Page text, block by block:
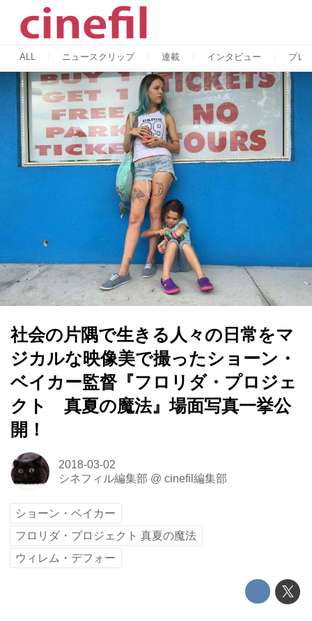
ALL ニュースクリップ 連載 インタビュー プレ
社会の片隅で生きる人々の日常をマ
ジカルな映像美で撮ったショーン・
ベイカー監督『フロリダ・プロジェ
クト 真夏の魔法』場面写真一挙公
開！
2018-03-02
シネフィル編集部 @ cinefil編集部
ショーン・ベイカー
フロリダ・プロジェクト 真夏の魔法
ウィレム・デフォー